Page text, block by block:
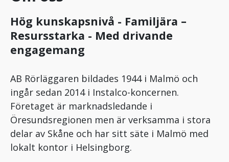
Hög kunskapsnivå - Familjära –
Resursstarka - Med drivande
engagemang
AB Rörläggaren bildades 1944 i Malmö och
ingår sedan 2014 i Instalco-koncernen.
Företaget är marknadsledande i
Öresundsregionen men är verksamma i stora
delar av Skåne och har sitt säte i Malmö med
lokalt kontor i Helsingborg.